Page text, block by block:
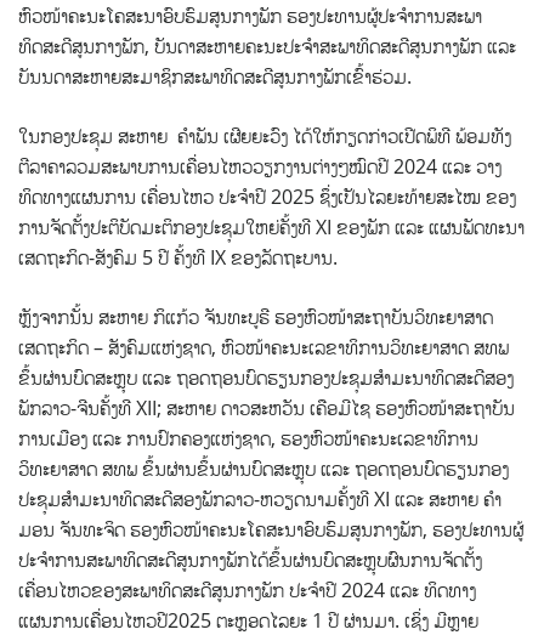
ຫົວໜ້າຄະນະໂຄສະນາອົບຮົມສູນກາງພັກ ຮອງປະທານຜູ້ປະຈຳການສະພາ
ທິດສະດີສູນກາງພັກ, ບັນດາສະຫາຍຄະນະປະຈໍາສະພາທິດສະດີສູນກາງພັກ ແລະ
ບັນນດາສະຫາຍສະມາຊິກສະພາທິດສະດີສູນກາງພັກເຂົ້າຮ່ວມ.
ໃນກອງປະຊຸມ ສະຫາຍ ຄຳພັນ ເຜີຍຍະວົງ ໄດ້ໃຫ້ກຽດກ່າວເປີດພິທີ ພ້ອມທັງ
ຕີລາຄາລວມສະພາບການເຄື່ອນໄຫວວຽກງານຕ່າງໆໝົດປີ 2024 ແລະ ວາງ
ທິດທາງແຜນການ ເຄື່ອນໄຫວ ປະຈຳປີ 2025 ຊຶ່ງເປັນໄລຍະທ້າຍສະໄໝ ຂອງ
ການຈັດຕັ້ງປະຕິບັດມະຕິກອງປະຊຸມໃຫຍ່ຄັ້ງທີ XI ຂອງພັກ ແລະ ແຜນພັດທະນາ
ເສດຖະກິດ-ສັງຄົມ 5 ປີ ຄັ້ງທີ IX ຂອງລັດຖະບານ.
ຫຼັງຈາກນັ້ນ ສະຫາຍ ກິແກ້ວ ຈັນທະບູຣີ ຮອງຫົວໜ້າສະຖາບັນວິທະຍາສາດ
ເສດຖະກິດ – ສັງຄົມແຫ່ງຊາດ, ຫົວໜ້າຄະນະເລຂາທິການວິທະຍາສາດ ສທພ
ຂຶ້ນຜ່ານບົດສະຫຼຸບ ແລະ ຖອດຖອນບົດຮຽນກອງປະຊຸມສຳມະນາທິດສະດີສອງ
ພັກລາວ-ຈີນຄັ້ງທີ XII; ສະຫາຍ ດາວສະຫວັນ ເຄືອມີໄຊ ຮອງຫົວໜ້າສະຖາບັນ
ການເມືອງ ແລະ ການປົກຄອງແຫ່ງຊາດ, ຮອງຫົວໜ້າຄະນະເລຂາທິການ
ວິທະຍາສາດ ສທພ ຂຶ້ນຜ່ານຂຶ້ນຜ່ານບົດສະຫຼຸບ ແລະ ຖອດຖອນບົດຮຽນກອງ
ປະຊຸມສຳມະນາທິດສະດີສອງພັກລາວ-ຫວຽດນາມຄັ້ງທີ XI ແລະ ສະຫາຍ ຄຳ
ມອນ ຈັນທະຈິດ ຮອງຫົວໜ້າຄະນະໂຄສະນາອົບຮົມສູນກາງພັກ, ຮອງປະທານຜູ້
ປະຈຳການສະພາທິດສະດີສູນກາງພັກໄດ້ຂຶ້ນຜ່ານບົດສະຫຼຸບຜົນການຈັດຕັ້ງ
ເຄື່ອນໄຫວຂອງສະພາທິດສະດີສູນກາງພັກ ປະຈຳປີ 2024 ແລະ ທິດທາງ
ແຜນການເຄື່ອນໄຫວປີ2025 ຕະຫຼອດໄລຍະ 1 ປີ ຜ່ານມາ. ເຊິ່ງ ມີຫຼາຍ